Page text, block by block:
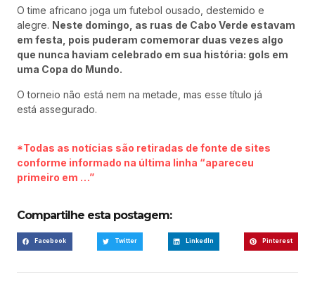
O time africano joga um futebol ousado, destemido e
alegre. Neste domingo, as ruas de Cabo Verde estavam
em festa, pois puderam comemorar duas vezes algo
que nunca haviam celebrado em sua história: gols em
uma Copa do Mundo.
O torneio não está nem na metade, mas esse título já
está assegurado.
*Todas as notícias são retiradas de fonte de sites
conforme informado na última linha “apareceu
primeiro em …”
Compartilhe esta postagem:
Facebook Twitter LinkedIn Pinterest